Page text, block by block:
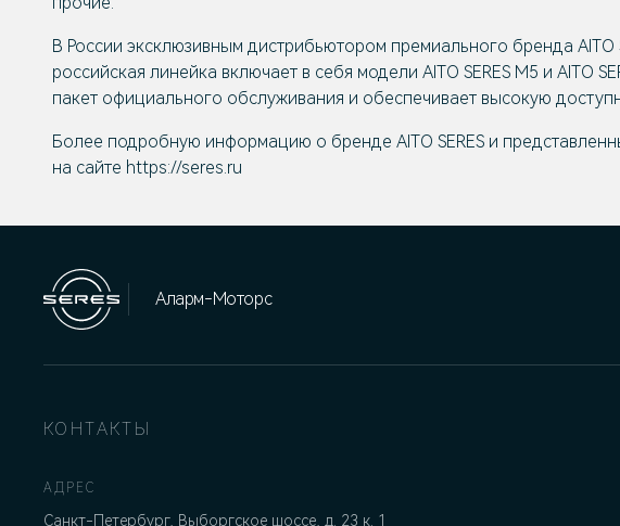
В России эксклюзивным дистрибьютором премиального бренда
российская линейка включает в себя модели AITO SERES М5 и AITO
пакет официального обслуживания и обеспечивает высокую
Более подробную информацию о бренде AITO SERES и
на сайте https://seres.ru
Аларм-Моторс
КОНТАКТЫ
АДРЕС
Санкт-Петербург, Выборгское шоссе, д. 23 к. 1